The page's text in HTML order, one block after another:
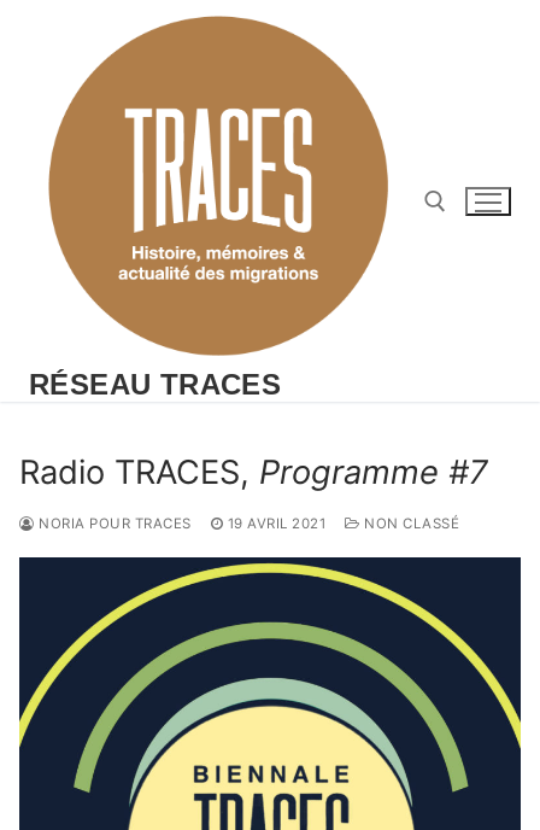
RÉSEAU TRACES
Radio TRACES, Programme #7
NORIA POUR TRACES 19 AVRIL 2021 NON CLASSÉ